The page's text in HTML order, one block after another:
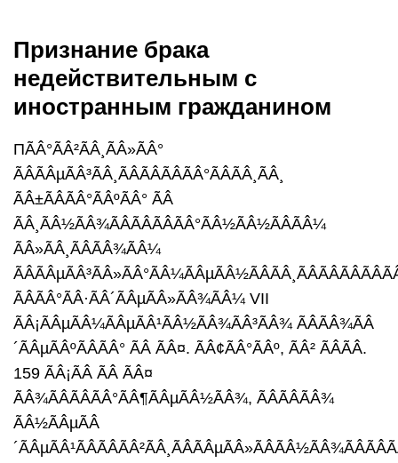
Признание брака
недействительным с
иностранным гражданином
ПÃÂ°ÃÂ²ÃÂ¸ÃÂ»ÃÂ°
ÃÂÃÂµÃÂ³ÃÂ¸ÃÂÃÂÃÂÃÂ°ÃÂÃÂ¸ÃÂ¸
ÃÂ±ÃÂÃÂ°ÃÂºÃÂ° ÃÂ
ÃÂ¸ÃÂ½ÃÂ¾ÃÂÃÂÃÂÃÂ°ÃÂ½ÃÂ½ÃÂÃÂ¼
ÃÂ»ÃÂ¸ÃÂÃÂ¾ÃÂ¼
ÃÂÃÂ°ÃÂ·ÃÂ´ÃÂµÃÂ»ÃÂ¾ÃÂ¼ VII
ÃÂ¡ÃÂµÃÂ¼ÃÂµÃÂ¹ÃÂ½ÃÂ¾ÃÂ³ÃÂ¾ ÃÂÃÂ¾ÃÂ
´ÃÂµÃÂºÃÂÃÂ° ÃÂ ÃÂ¤. ÃÂ¢ÃÂ°ÃÂº, ÃÂ² ÃÂÃÂ.
159 ÃÂ¡ÃÂ ÃÂ ÃÂ¤
ÃÂ¾ÃÂÃÂÃÂ°ÃÂ¶ÃÂµÃÂ½ÃÂ¾, ÃÂÃÂÃÂ¾
ÃÂ½ÃÂµÃÂ